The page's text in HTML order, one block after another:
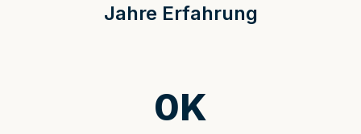
Jahre Erfahrung
0K